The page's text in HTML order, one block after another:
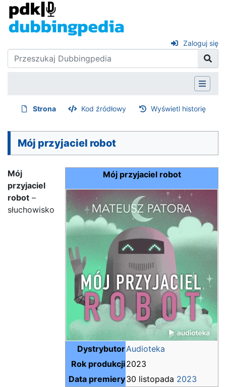
Zaloguj się
Strona Kod źródłowy Wyświetl historię
Mój przyjaciel robot
Mój przyjaciel robot
DystrybutorAudioteka
Rok produkcji2023
Data premiery30 listopada 2023
Mój
przyjaciel
robot –
słuchowisko